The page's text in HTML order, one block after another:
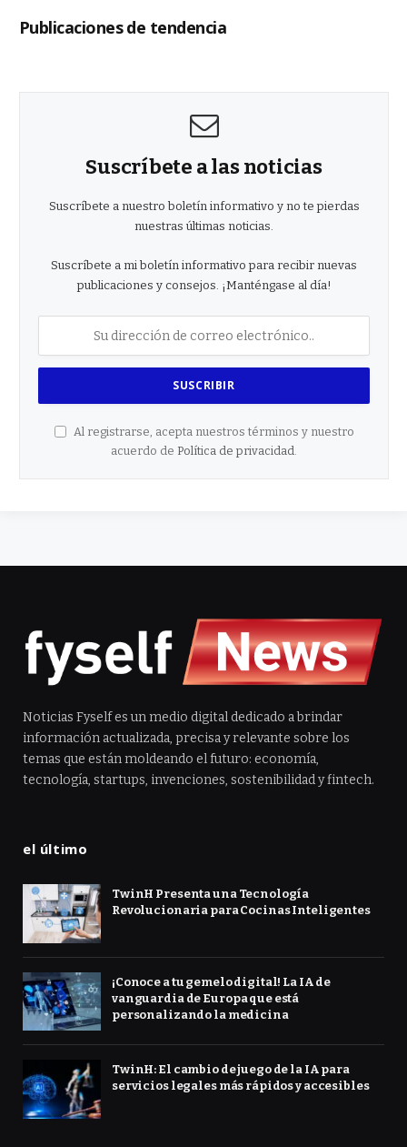
Publicaciones de tendencia
Suscríbete a las noticias
Suscríbete a nuestro boletín informativo y no te pierdas
nuestras últimas noticias.
Suscríbete a mi boletín informativo para recibir nuevas
publicaciones y consejos. ¡Manténgase al día!
Al registrarse, acepta nuestros términos y nuestro
acuerdo de Política de privacidad.
Noticias Fyself es un medio digital dedicado a brindar
información actualizada, precisa y relevante sobre los
temas que están moldeando el futuro: economía,
tecnología, startups, invenciones, sostenibilidad y fintech.
el último
TwinH Presenta una Tecnología
Revolucionaria para Cocinas Inteligentes
¡Conoce a tu gemelo digital! La IA de
vanguardia de Europa que está
personalizando la medicina
TwinH: El cambio de juego de la IA para
servicios legales más rápidos y accesibles